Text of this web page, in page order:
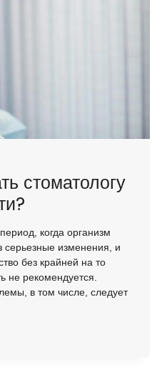
стоматологу
когда организм
изменения, и
без крайней на то
не рекомендуется.
в том числе, следует